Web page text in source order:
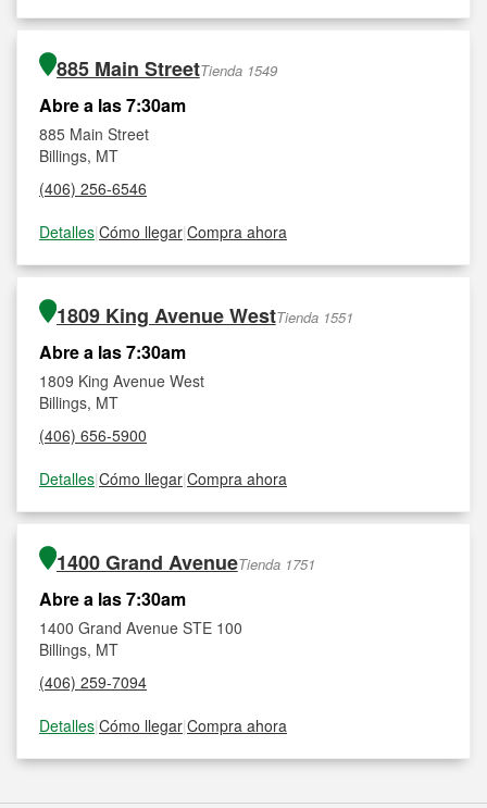
885 Main StreetTienda 1549
Abre a las 7:30am
885 Main Street
Billings, MT
(406) 256-6546
Detalles|Cómo llegar|Compra ahora
1809 King Avenue WestTienda 1551
Abre a las 7:30am
1809 King Avenue West
Billings, MT
(406) 656-5900
Detalles|Cómo llegar|Compra ahora
1400 Grand AvenueTienda 1751
Abre a las 7:30am
1400 Grand Avenue STE 100
Billings, MT
(406) 259-7094
Detalles|Cómo llegar|Compra ahora